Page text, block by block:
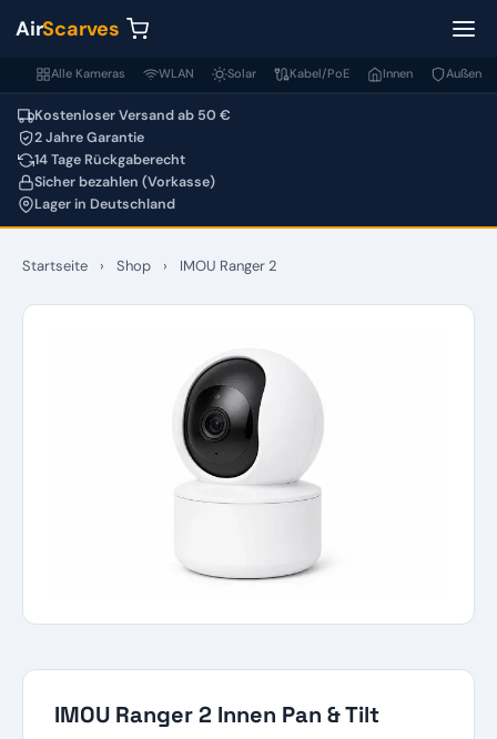
AirScarves
Alle Kameras WLAN Solar Kabel/PoE Innen Außen
Kostenloser Versand ab 50 €
2 Jahre Garantie
14 Tage Rückgaberecht
Sicher bezahlen (Vorkasse)
Lager in Deutschland
Startseite › Shop › IMOU Ranger 2
IMOU Ranger 2 Innen Pan & Tilt